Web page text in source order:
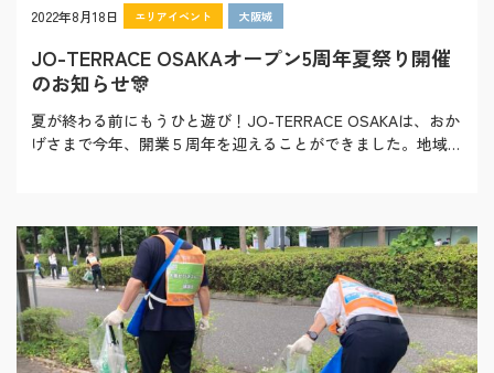
2022年8月18日 エリアイベント 大阪城
JO-TERRACE OSAKAオープン5周年夏祭り開催
のお知らせ🎊
夏が終わる前にもうひと遊び！JO-TERRACE OSAKAは、おか
げさまで今年、開業５周年を迎えることができました。地域の